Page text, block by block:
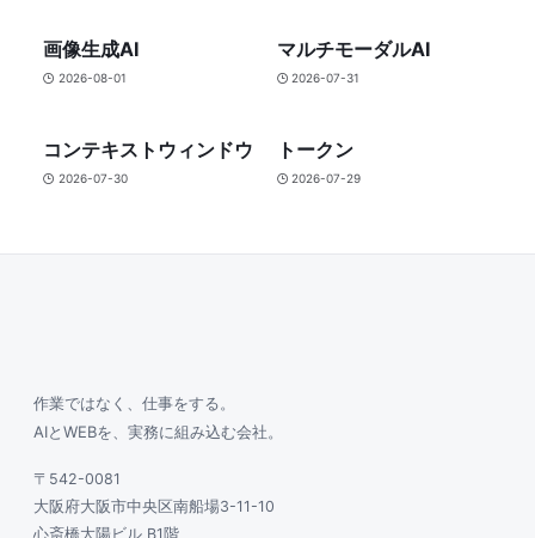
画像生成AI
2026-08-01
マルチモーダルAI
2026-07-31
コンテキストウィンドウ
2026-07-30
トークン
2026-07-29
作業ではなく、仕事をする。
AIとWEBを、実務に組み込む会社。
〒542-0081
大阪府大阪市中央区南船場3-11-10
心斎橋大陽ビル B1階